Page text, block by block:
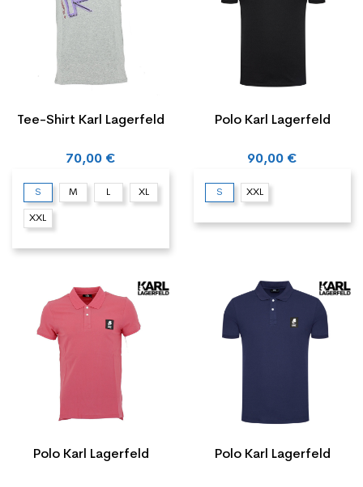
Tee-Shirt Karl Lagerfeld
70,00 €
S M L XL
XXL
Polo Karl Lagerfeld
90,00 €
S XXL
Polo Karl Lagerfeld Polo Karl Lagerfeld